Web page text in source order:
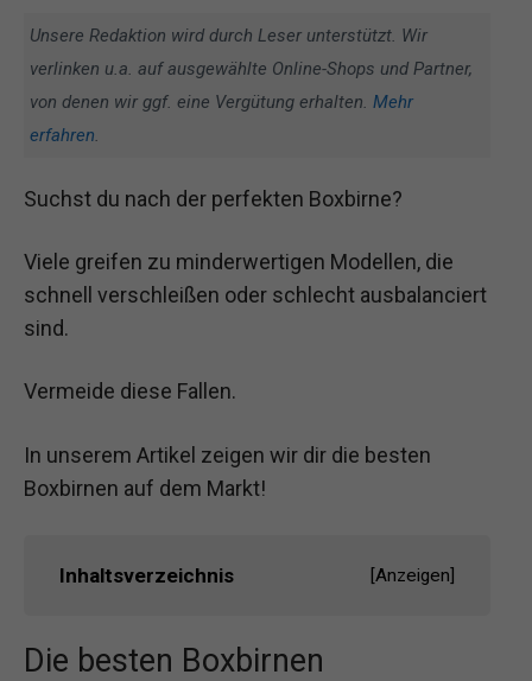
Unsere Redaktion wird durch Leser unterstützt. Wir
verlinken u.a. auf ausgewählte Online-Shops und Partner,
von denen wir ggf. eine Vergütung erhalten. Mehr
erfahren.
Suchst du nach der perfekten Boxbirne?
Viele greifen zu minderwertigen Modellen, die
schnell verschleißen oder schlecht ausbalanciert
sind.
Vermeide diese Fallen.
In unserem Artikel zeigen wir dir die besten
Boxbirnen auf dem Markt!
Inhaltsverzeichnis [Anzeigen]
Die besten Boxbirnen